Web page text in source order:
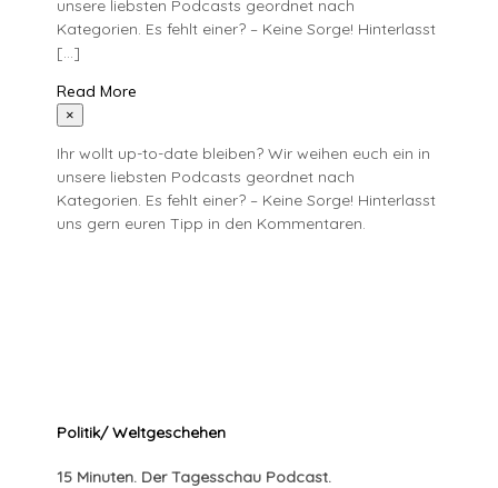
unsere liebsten Podcasts geordnet nach
Kategorien. Es fehlt einer? – Keine Sorge! Hinterlasst
[…]
Read More
×
Ihr wollt up-to-date bleiben? Wir weihen euch ein in
unsere liebsten Podcasts geordnet nach
Kategorien. Es fehlt einer? – Keine Sorge! Hinterlasst
uns gern euren Tipp in den Kommentaren.
Politik/ Weltgeschehen
15 Minuten. Der Tagesschau Podcast.